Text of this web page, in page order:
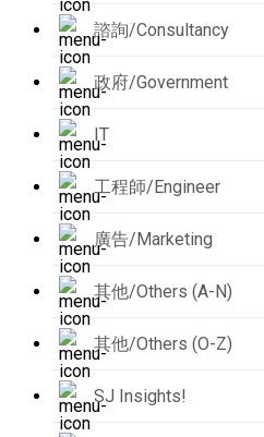
諮詢/Consultancy
政府/Government
IT
工程師/Engineer
廣告/Marketing
其他/Others (A-N)
其他/Others (O-Z)
SJ Insights!